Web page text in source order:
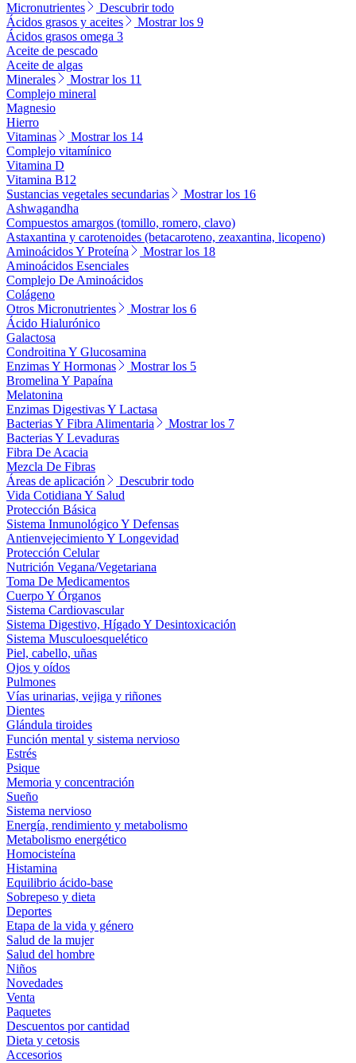
Micronutrientes
Descubrir todo
Ácidos grasos y aceites
Mostrar los 9
Ácidos grasos omega 3
Aceite de pescado
Aceite de algas
Minerales
Mostrar los 11
Complejo mineral
Magnesio
Hierro
Vitaminas
Mostrar los 14
Complejo vitamínico
Vitamina D
Vitamina B12
Sustancias vegetales secundarias
Mostrar los 16
Ashwagandha
Compuestos amargos (tomillo, romero, clavo)
Astaxantina y carotenoides (betacaroteno, zeaxantina, licopeno)
Aminoácidos Y Proteína
Mostrar los 18
Aminoácidos Esenciales
Complejo De Aminoácidos
Colágeno
Otros Micronutrientes
Mostrar los 6
Ácido Hialurónico
Galactosa
Condroitina Y Glucosamina
Enzimas Y Hormonas
Mostrar los 5
Bromelina Y Papaína
Melatonina
Enzimas Digestivas Y Lactasa
Bacterias Y Fibra Alimentaria
Mostrar los 7
Bacterias Y Levaduras
Fibra De Acacia
Mezcla De Fibras
Áreas de aplicación
Descubrir todo
Vida Cotidiana Y Salud
Protección Básica
Sistema Inmunológico Y Defensas
Antienvejecimiento Y Longevidad
Protección Celular
Nutrición Vegana/Vegetariana
Toma De Medicamentos
Cuerpo Y Órganos
Sistema Cardiovascular
Sistema Digestivo, Hígado Y Desintoxicación
Sistema Musculoesquelético
Piel, cabello, uñas
Ojos y oídos
Pulmones
Vías urinarias, vejiga y riñones
Dientes
Glándula tiroides
Función mental y sistema nervioso
Estrés
Psique
Memoria y concentración
Sueño
Sistema nervioso
Energía, rendimiento y metabolismo
Metabolismo energético
Homocisteína
Histamina
Equilibrio ácido-base
Sobrepeso y dieta
Deportes
Etapa de la vida y género
Salud de la mujer
Salud del hombre
Niños
Novedades
Venta
Paquetes
Descuentos por cantidad
Dieta y cetosis
Accesorios